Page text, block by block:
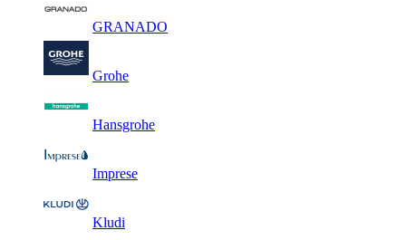
GRANADO
Grohe
Hansgrohe
Imprese
Kludi